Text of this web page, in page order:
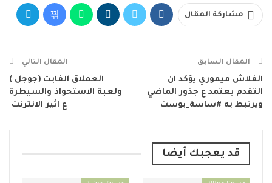
مشاركة المقال
المقال السابق
الفلاش ميموري يؤكد ان
التقدم يعتمد ع جذور الماضي
ويرتبط به #ساسة_بوست
المقال التالي
العملاق الفابت (جوجل )
ولعبة الاستحواذ والسيطرة
ع اثير الانترنت
قد يعجبك أيضا